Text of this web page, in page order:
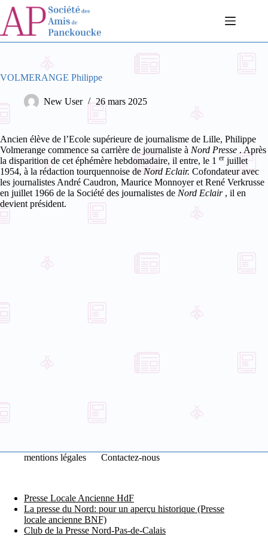
Passer
contenu
VOLMERANGE Philippe
New User 26 mars 2025
Ancien élève de l’Ecole supérieure de journalisme de Lille, Philippe
Volmerange commence sa carrière de journaliste à Nord Presse . Après
la disparition de cet éphémère hebdomadaire, il entre, le 1 er juillet
1954, à la rédaction tourquennoise de Nord Eclair. Cofondateur avec
les journalistes André Caudron, Maurice Monnoyer et René Verkrusse
en juillet 1966 de la Société des journalistes de Nord Eclair , il en
devient président.
mentions légales Contactez-nous
Presse Locale Ancienne HdF
La presse du Nord: pour un aperçu historique (Presse
locale ancienne BNF)
Club de la Presse Nord-Pas-de-Calais